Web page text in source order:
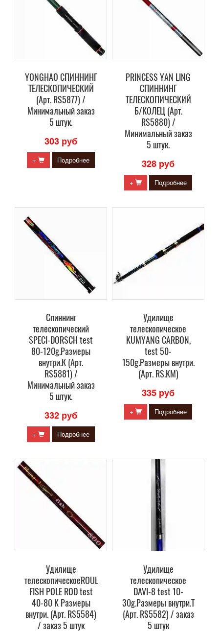
YONGHAO СПИННИНГ
ТЕЛЕСКОПИЧЕСКИЙ
(Арт. RS5877) /
Минимальный заказ
5 штук.
303 руб
+ Подробнее
PRINCESS YAN LING
СПИННИНГ
ТЕЛЕСКОПИЧЕСКИЙ
Б/КОЛЕЦ (Арт.
RS5880) /
Минимальный заказ
5 штук.
328 руб
+ Подробнее
Спиннинг
телескопический
SPECI-DORSCH test
80-120g.Размеры
внутри.К (Арт.
RS5881) /
Минимальный заказ
5 штук.
332 руб
+ Подробнее
Удилище
телескопическое
KUMYANG CARBON,
test 50-
150g.Размеры внутри.
(Арт. RS.KM)
335 руб
+ Подробнее
Удилище
телескопическоеROUL
FISH POLE ROD test
40-80 K Размеры
внутри. (Арт. RS5584)
/ заказ 5 штук
Удилище
телескопическое
DAVI-8 test 10-
30g.Размеры внутри.T
(Арт. RS5582) / заказ
5 штук